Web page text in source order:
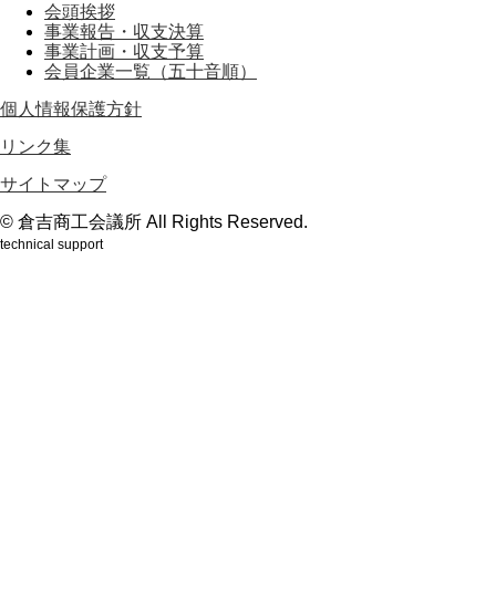
会頭挨拶
事業報告・収支決算
事業計画・収支予算
会員企業一覧（五十音順）
個人情報保護方針
リンク集
サイトマップ
© 倉吉商工会議所 All Rights Reserved.
technical support